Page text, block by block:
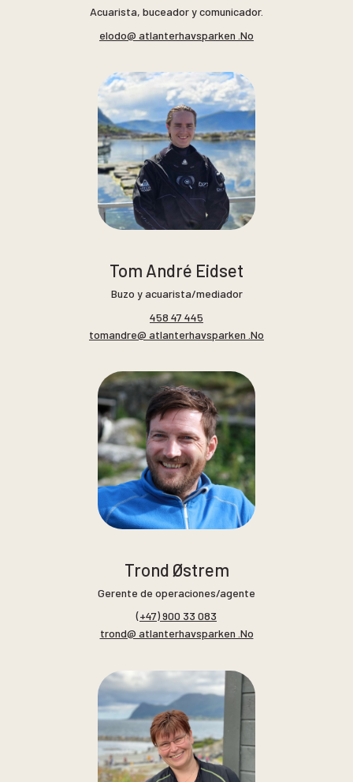
Acuarista, buceador y comunicador.
elodo@ atlanterhavsparken .No
Tom André Eidset
Buzo y acuarista/mediador
458 47 445
tomandre@ atlanterhavsparken .No
Trond Østrem
Gerente de operaciones/agente
(+47) 900 33 083
trond@ atlanterhavsparken .No